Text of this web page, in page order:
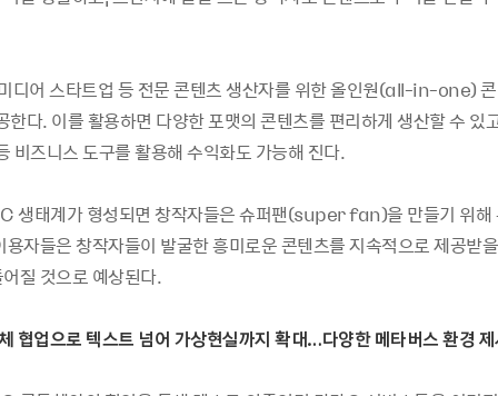
디어 스타트업 등 전문 콘텐츠 생산자를 위한 올인원(all-in-one)
한다. 이를 활용하면 다양한 포맷의 콘텐츠를 편리하게 생산할 수
비즈니스 도구를 활용해 수익화도 가능해 진다.
생태계가 형성되면 창작자들은 슈퍼팬(super fan)을 만들기 위해
용자들은 창작자들이 발굴한 흥미로운 콘텐츠를 지속적으로 제공받
질 것으로 예상된다.
협업으로 텍스트 넘어 가상현실까지 확대…다양한 메타버스 환경